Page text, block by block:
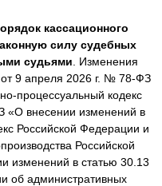
кассационного
силу судебных
судьями . Изменения
9 апреля 2026 г. № 78-ФЗ
процессуальный кодекс
«О внесении изменений в
Российской Федерации и
Российской
в статью 30.13
об административных